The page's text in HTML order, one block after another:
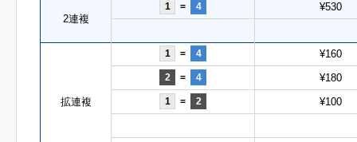
2連複
1 = 4 ¥530
拡連複
1 = 4 ¥160
2 = 4 ¥180
1 = 2 ¥100